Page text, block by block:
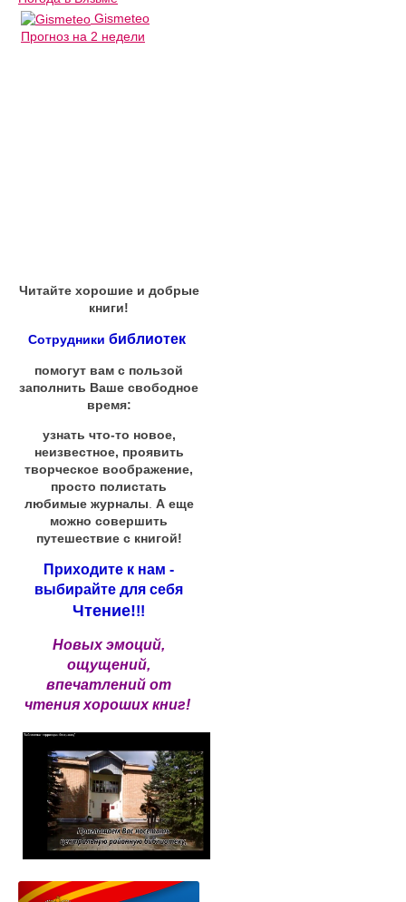
Gismeteo
Прогноз на 2 недели
Читайте хорошие и добрые
книги!
Сотрудники библиотек
помогут вам с пользой
заполнить Ваше свободное
время:
узнать что-то новое,
неизвестное, проявить
творческое воображение,
просто полистать
любимые журналы А еще
можно совершить
путешествие с книгой!
Приходите к нам -
выбирайте для себя
Чтение!!!
Новых эмоций,
ощущений,
впечатлений от
чтения хороших книг!